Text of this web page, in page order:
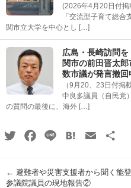
(2026年4月20日付
「交流型子育て総
関市立大学を中心とし […]
広島・長崎訪問
関市の前田晋太
数市議が発言撤回
（9月20、23日付
中良多議員（自民党
の質問の最後に、海外 […]
TwitterFacebook
Line HatenaEmail
← 避難者や災害支援者から聞く能
参議院議員の現地報告②